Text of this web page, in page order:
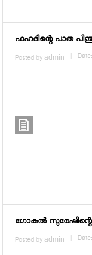
ഫഹദിന്റെ പാത
Posted byadmin |
ഗോകുല്‍ സുരേഷിന്റെ
Posted byadmin |